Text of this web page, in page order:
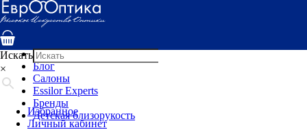
Услуги
Специалисты
Детская оптика
Блог
Салоны
Essilor Experts
Бренды
Детская близорукость
Искать
×
Избранное
Личный кабинет